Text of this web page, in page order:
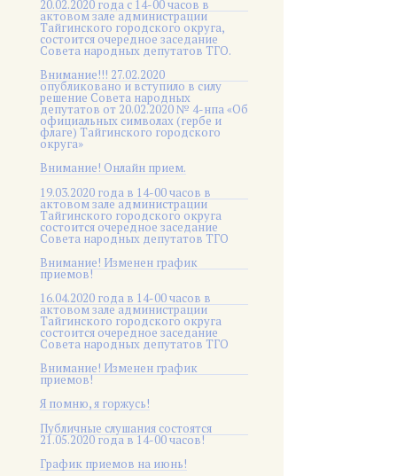
20.02.2020 года с 14-00 часов в
актовом зале администрации
Тайгинского городского округа,
состоится очередное заседание
Совета народных депутатов ТГО.
Внимание!!! 27.02.2020
опубликовано и вступило в силу
решение Совета народных
депутатов от 20.02.2020 № 4-нпа «Об
официальных символах (гербе и
флаге) Тайгинского городского
округа»
Внимание! Онлайн прием.
19.03.2020 года в 14-00 часов в
актовом зале администрации
Тайгинского городского округа
состоится очередное заседание
Совета народных депутатов ТГО
Внимание! Изменен график
приемов!
16.04.2020 года в 14-00 часов в
актовом зале администрации
Тайгинского городского округа
состоится очередное заседание
Совета народных депутатов ТГО
Внимание! Изменен график
приемов!
Я помню, я горжусь!
Публичные слушания состоятся
21.05.2020 года в 14-00 часов!
График приемов на июнь!